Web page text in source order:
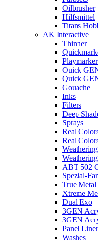
Oilbrusher
Hilfsmittel
Titans
AK Interactive
Thinner
Quick
Quick
Gouache
Inks
Filters
Deep
Sprays
Real
Real
Weathering
ABT 502
Spezial-
True Metal
Xtreme
Dual Exo
3GEN
3GEN
Panel
Washes